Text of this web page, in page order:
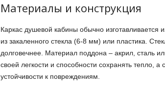
Материалы и конструкция
Каркас душевой кабины обычно
из закаленного стекла (6-8 мм) или пластика.
долговечнее. Материал поддона – акрил, сталь
своей легкости и способности сохранять тепло,
устойчивости к повреждениям.